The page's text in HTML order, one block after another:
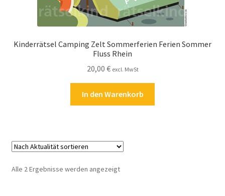
Kinderrätsel Camping Zelt Sommerferien Ferien Sommer
Fluss Rhein
20,00 € excl. MwSt
In den Warenkorb
Alle 2 Ergebnisse werden angezeigtNach